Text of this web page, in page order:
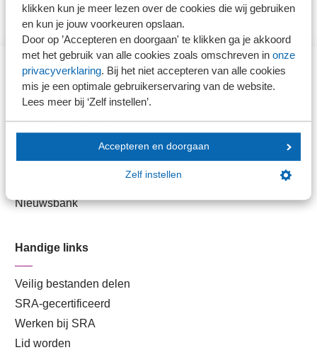
klikken kun je meer lezen over de cookies die wij gebruiken
en kun je jouw voorkeuren opslaan.
Door op ’Accepteren en doorgaan' te klikken ga je akkoord
met het gebruik van alle cookies zoals omschreven in onze
privacyverklaring. Bij het niet accepteren van alle cookies
mis je een optimale gebruikerservaring van de website.
Lees meer bij ‘Zelf instellen’.
Accepteren en doorgaan
Zelf instellen
Direct naar
Stel je vaktechnische vraag
Dossiers
Nieuwsbank
Handige links
Veilig bestanden delen
SRA-gecertificeerd
Werken bij SRA
Lid worden